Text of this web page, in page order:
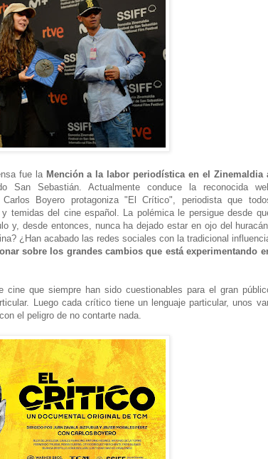
fue la Mención a la labor periodística en el Zinemaldia
San Sebastián. Actualmente conduce la reconocida
Boyero protagoniza "El Crítico", periodista que
temidas del cine español. La polémica le persigue desde
y, desde entonces, nunca ha dejado estar en ojo del
¿Han acabado las redes sociales con la tradicional
sobre los grandes cambios que está experimentando
que siempre han sido cuestionables para el gran
Luego cada crítico tiene un lenguaje particular, unos
el peligro de no contarte nada.